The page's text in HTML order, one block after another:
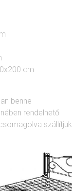
cm
benne
rendelhető
szállítjuk